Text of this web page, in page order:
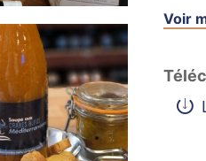
Voir